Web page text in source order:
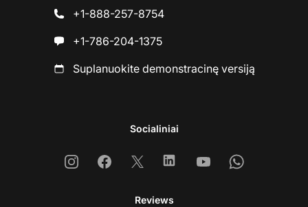
+1-888-257-8754
+1-786-204-1375
Suplanuokite demonstracinę versiją
Socialiniai
InstagramFacebook
X LinkedinYoutubeWhatsapp
Reviews